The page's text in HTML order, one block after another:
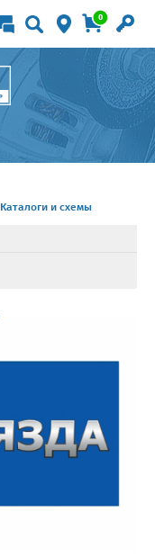
0
Каталоги и схемы